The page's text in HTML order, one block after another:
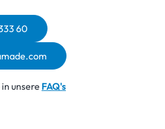
60
unsere FAQ's